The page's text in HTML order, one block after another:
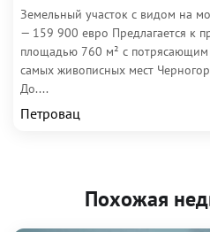
Земельный участок с видом на
— 159 900 евро Предлагается к
площадью 760 м² с
самых живописных мест
До....
Петровац
Похожая